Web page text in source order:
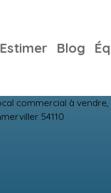
Estimer Blog